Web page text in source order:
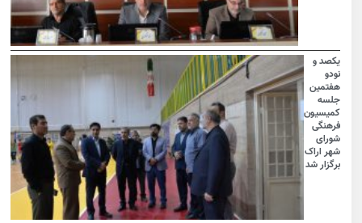
یکصد و
نودو
هفتمین
جلسه
کمیسیون
فرهنگی
شورای
شهر اراک
برگزار شد